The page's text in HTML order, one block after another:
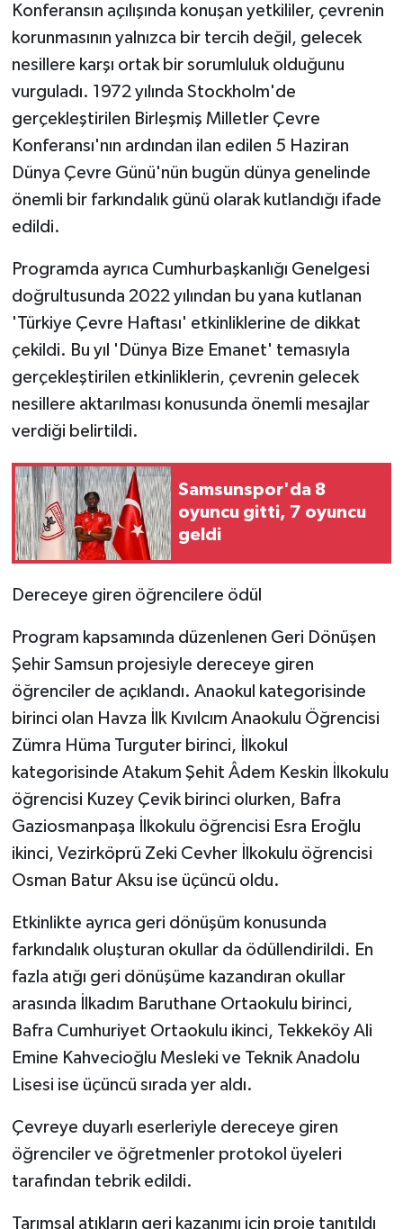
Konferansın açılışında konuşan yetkililer, çevrenin
korunmasının yalnızca bir tercih değil, gelecek
nesillere karşı ortak bir sorumluluk olduğunu
vurguladı. 1972 yılında Stockholm'de
gerçekleştirilen Birleşmiş Milletler Çevre
Konferansı'nın ardından ilan edilen 5 Haziran
Dünya Çevre Günü'nün bugün dünya genelinde
önemli bir farkındalık günü olarak kutlandığı ifade
edildi.
Programda ayrıca Cumhurbaşkanlığı Genelgesi
doğrultusunda 2022 yılından bu yana kutlanan
'Türkiye Çevre Haftası' etkinliklerine de dikkat
çekildi. Bu yıl 'Dünya Bize Emanet' temasıyla
gerçekleştirilen etkinliklerin, çevrenin gelecek
nesillere aktarılması konusunda önemli mesajlar
verdiği belirtildi.
Samsunspor'da 8
oyuncu gitti, 7 oyuncu
geldi
Dereceye giren öğrencilere ödül
Program kapsamında düzenlenen Geri Dönüşen
Şehir Samsun projesiyle dereceye giren
öğrenciler de açıklandı. Anaokul kategorisinde
birinci olan Havza İlk Kıvılcım Anaokulu Öğrencisi
Zümra Hüma Turguter birinci, İlkokul
kategorisinde Atakum Şehit Âdem Keskin İlkokulu
öğrencisi Kuzey Çevik birinci olurken, Bafra
Gaziosmanpaşa İlkokulu öğrencisi Esra Eroğlu
ikinci, Vezirköprü Zeki Cevher İlkokulu öğrencisi
Osman Batur Aksu ise üçüncü oldu.
Etkinlikte ayrıca geri dönüşüm konusunda
farkındalık oluşturan okullar da ödüllendirildi. En
fazla atığı geri dönüşüme kazandıran okullar
arasında İlkadım Baruthane Ortaokulu birinci,
Bafra Cumhuriyet Ortaokulu ikinci, Tekkeköy Ali
Emine Kahvecioğlu Mesleki ve Teknik Anadolu
Lisesi ise üçüncü sırada yer aldı.
Çevreye duyarlı eserleriyle dereceye giren
öğrenciler ve öğretmenler protokol üyeleri
tarafından tebrik edildi.
Tarımsal atıkların geri kazanımı için proje tanıtıldı